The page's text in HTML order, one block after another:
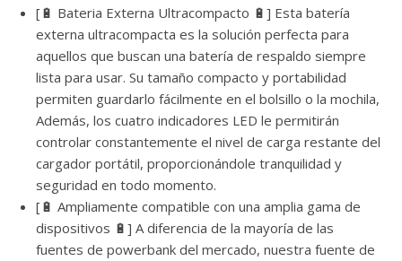
[🔋 Bateria Externa Ultracompacto 🔋] Esta batería
externa ultracompacta es la solución perfecta para
aquellos que buscan una batería de respaldo siempre
lista para usar. Su tamaño compacto y portabilidad
permiten guardarlo fácilmente en el bolsillo o la mochila,
Además, los cuatro indicadores LED le permitirán
controlar constantemente el nivel de carga restante del
cargador portátil, proporcionándole tranquilidad y
seguridad en todo momento.
[🔋 Ampliamente compatible con una amplia gama de
dispositivos 🔋] A diferencia de la mayoría de las
fuentes de powerbank del mercado, nuestra fuente de